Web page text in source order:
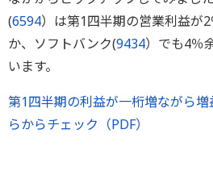
(6594）は第1四半期の営業利益が
か、ソフトバンク(9434）でも4％
います。
第1四半期の利益が一桁増ながら
らからチェック（PDF）